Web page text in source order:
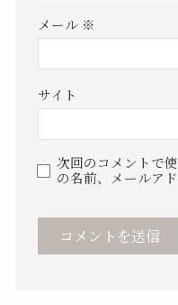
メール ※
サイト
次回のコメントで
の名前、メールア